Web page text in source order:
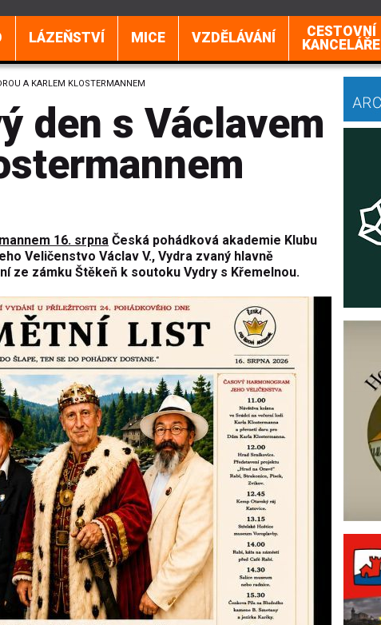
LÁZEŇSTVÍ MICE VZDĚLÁVÁNÍ
CESTOVNÍ
KANCELÁŘE
A KARLEM KLOSTERMANNEM
den s Václavem
16. srpna Česká pohádková akademie Klubu
Veličenstvo Václav V., Vydra zvaný hlavně
ze zámku Štěkeň k soutoku Vydry s Křemelnou.